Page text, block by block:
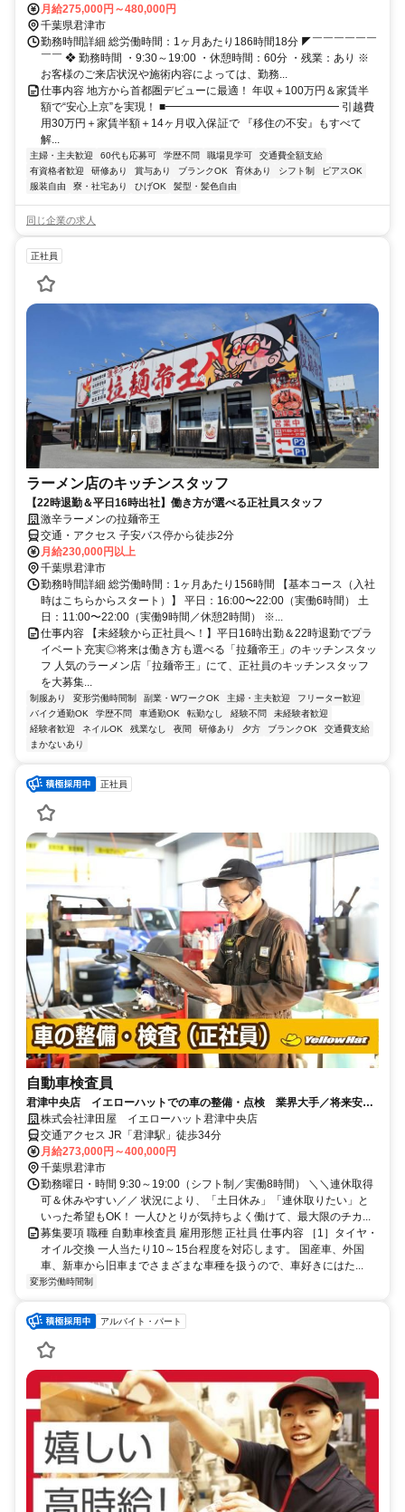
月給275,000円～480,000円
千葉県君津市
勤務時間詳細 総労働時間：1ヶ月あたり186時間18分 ◤￣￣￣￣￣￣
￣￣ ❖ 勤務時間 ・9:30～19:00 ・休憩時間：60分 ・残業：あり ※
お客様のご来店状況や施術内容によっては、勤務...
仕事内容 地方から首都圏デビューに最適！ 年収＋100万円＆家賃半
額で“安心上京”を実現！ ■━━━━━━━━━━━━━━━━ 引越費
用30万円＋家賃半額＋14ヶ月収入保証で 『移住の不安』もすべて
解...
主婦・主夫歓迎 60代も応募可 学歴不問 職場見学可
交通費全額支給
有資格者歓迎
研修あり 賞与あり ブランクOK 育休あり シフト制
ピアスOK
服装自由
寮・社宅あり ひげOK 髪型・髪色自由
同じ企業の求人
正社員
ラーメン店のキッチンスタッフ
【22時退勤＆平日16時出社】働き方が選べる正社員スタッフ
激辛ラーメンの拉麺帝王
交通・アクセス 子安バス停から徒歩2分
月給230,000円以上
千葉県君津市
勤務時間詳細 総労働時間：1ヶ月あたり156時間 【基本コース（入社
時はこちらからスタート）】 平日：16:00〜22:00（実働6時間） 土
日：11:00〜22:00（実働9時間／休憩2時間） ※...
仕事内容 【未経験から正社員へ！】平日16時出勤＆22時退勤でプラ
イベート充実◎将来は働き方も選べる「拉麺帝王」のキッチンスタッ
フ 人気のラーメン店「拉麺帝王」にて、正社員のキッチンスタッフ
を大募集...
制服あり 変形労働時間制 副業・WワークOK 主婦・主夫歓迎
フリーター歓迎
バイク通勤OK
学歴不問 車通勤OK 転勤なし 経験不問
未経験者歓迎
経験者歓迎
ネイルOK 残業なし 夜間 研修あり 夕方 ブランクOK
交通費支給
まかないあり
正社員
自動車検査員
君津中央店 イエローハットでの車の整備・点検 業界大手／将来安定
／未経験から資格取得など働く環境◎
株式会社津田屋 イエローハット君津中央店
交通アクセス JR「君津駅」徒歩34分
月給273,000円～400,000円
千葉県君津市
勤務曜日・時間 9:30～19:00（シフト制／実働8時間） ＼＼連休取得
可＆休みやすい／／ 状況により、「土日休み」「連休取りたい」と
いった希望もOK！ 一人ひとりが気持ちよく働けて、最大限のチカ...
募集要項 職種 自動車検査員 雇用形態 正社員 仕事内容 ［1］タイヤ・
オイル交換 一人当たり10～15台程度を対応します。 国産車、外国
車、新車から旧車までさまざまな車種を扱うので、車好きにはた...
変形労働時間制
アルバイト・パート